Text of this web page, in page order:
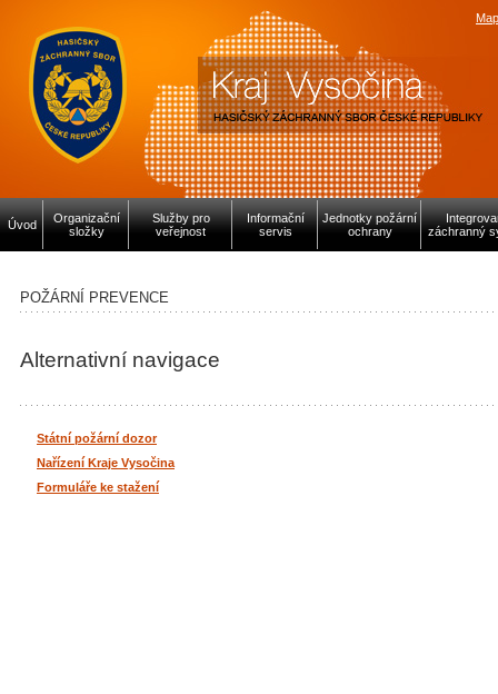
Úvod
Organizační
složky
Služby pro
veřejnost
Informační
servis
Jednotky požární
ochrany
záchranný
POŽÁRNÍ PREVENCE
Alternativní navigace
Státní požární dozor
Nařízení Kraje Vysočina
Formuláře ke stažení